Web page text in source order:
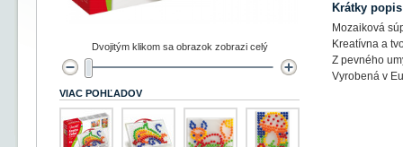
Krátky popis
Mozaiková
Kreatívna a
Z pevného
Vyrobená v
Dvojitým klikom sa obrazok zobrazi celý
VIAC POHĽADOV